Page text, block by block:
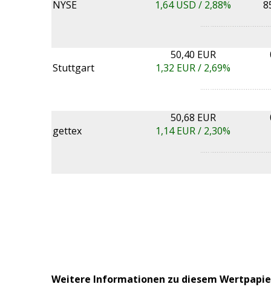
NYSE 1,64USD / 2,88%
Stuttgart
50,40 EUR
1,32 EUR / 2,69%
gettex
50,68 EUR
1,14EUR / 2,30%
Weitere Informationen zu diesem